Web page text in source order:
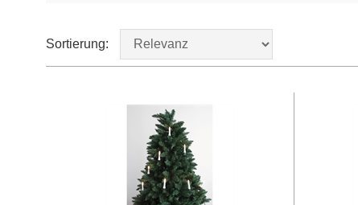
Sortierung: